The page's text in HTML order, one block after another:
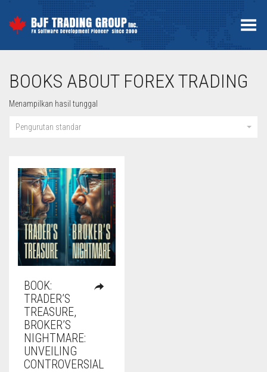
Toggle Menu
BOOKS ABOUT FOREX TRADING
Menampilkan hasil tunggal
Pengurutan standar
BOOK:
TRADER’S
TREASURE,
BROKER’S
NIGHTMARE:
UNVEILING
CONTROVERSIAL